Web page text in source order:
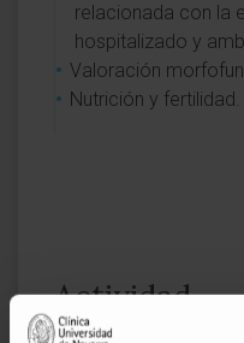
relacionada con la
hospitalizado y
Valoración
Nutrición y fertilidad.
Actividad